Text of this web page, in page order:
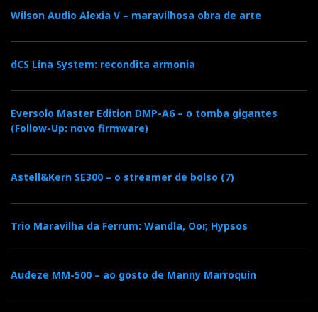
Wilson Audio Alexia V – maravilhosa obra de arte
dCS Lina System: recondita armonia
Eversolo Master Edition DMP-A6 – o tomba gigantes
(Follow-Up: novo firmware)
Astell&Kern SE300 – o streamer de bolso (7)
Trio Maravilha da Ferrum: Wandla, Oor, Hypsos
Audeze MM-500 – ao gosto de Manny Marroquin